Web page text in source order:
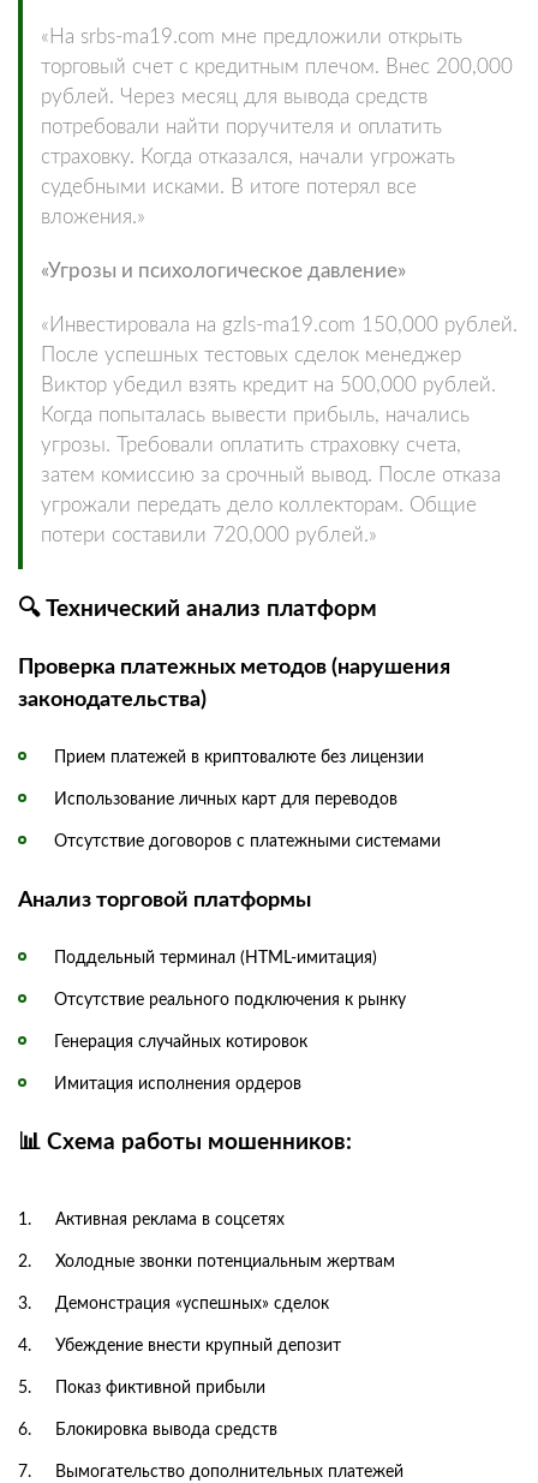
«На srbs-ma19.com мне предложили открыть
торговый счет с кредитным плечом. Внес 200,000
рублей. Через месяц для вывода средств
потребовали найти поручителя и оплатить
страховку. Когда отказался, начали угрожать
судебными исками. В итоге потерял все
вложения.»
«Угрозы и психологическое давление»
«Инвестировала на gzls-ma19.com 150,000 рублей.
После успешных тестовых сделок менеджер
Виктор убедил взять кредит на 500,000 рублей.
Когда попыталась вывести прибыль, начались
угрозы. Требовали оплатить страховку счета,
затем комиссию за срочный вывод. После отказа
угрожали передать дело коллекторам. Общие
потери составили 720,000 рублей.»
🔍 Технический анализ платформ
Проверка платежных методов (нарушения
законодательства)
Прием платежей в криптовалюте без лицензии
Использование личных карт для переводов
Отсутствие договоров с платежными системами
Анализ торговой платформы
Поддельный терминал (HTML-имитация)
Отсутствие реального подключения к рынку
Генерация случайных котировок
Имитация исполнения ордеров
📊 Схема работы мошенников:
Активная реклама в соцсетях
Холодные звонки потенциальным жертвам
Демонстрация «успешных» сделок
Убеждение внести крупный депозит
Показ фиктивной прибыли
Блокировка вывода средств
Вымогательство дополнительных платежей